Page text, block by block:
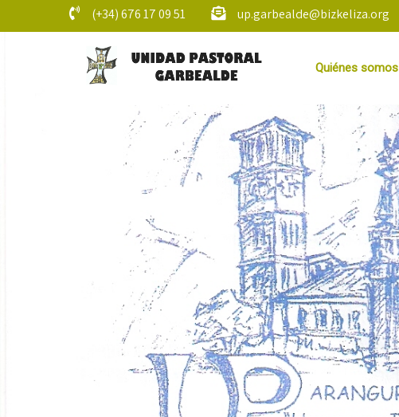
(+34) 676 17 09 51 up.garbealde@bizkeliza.org
Quiénes somos